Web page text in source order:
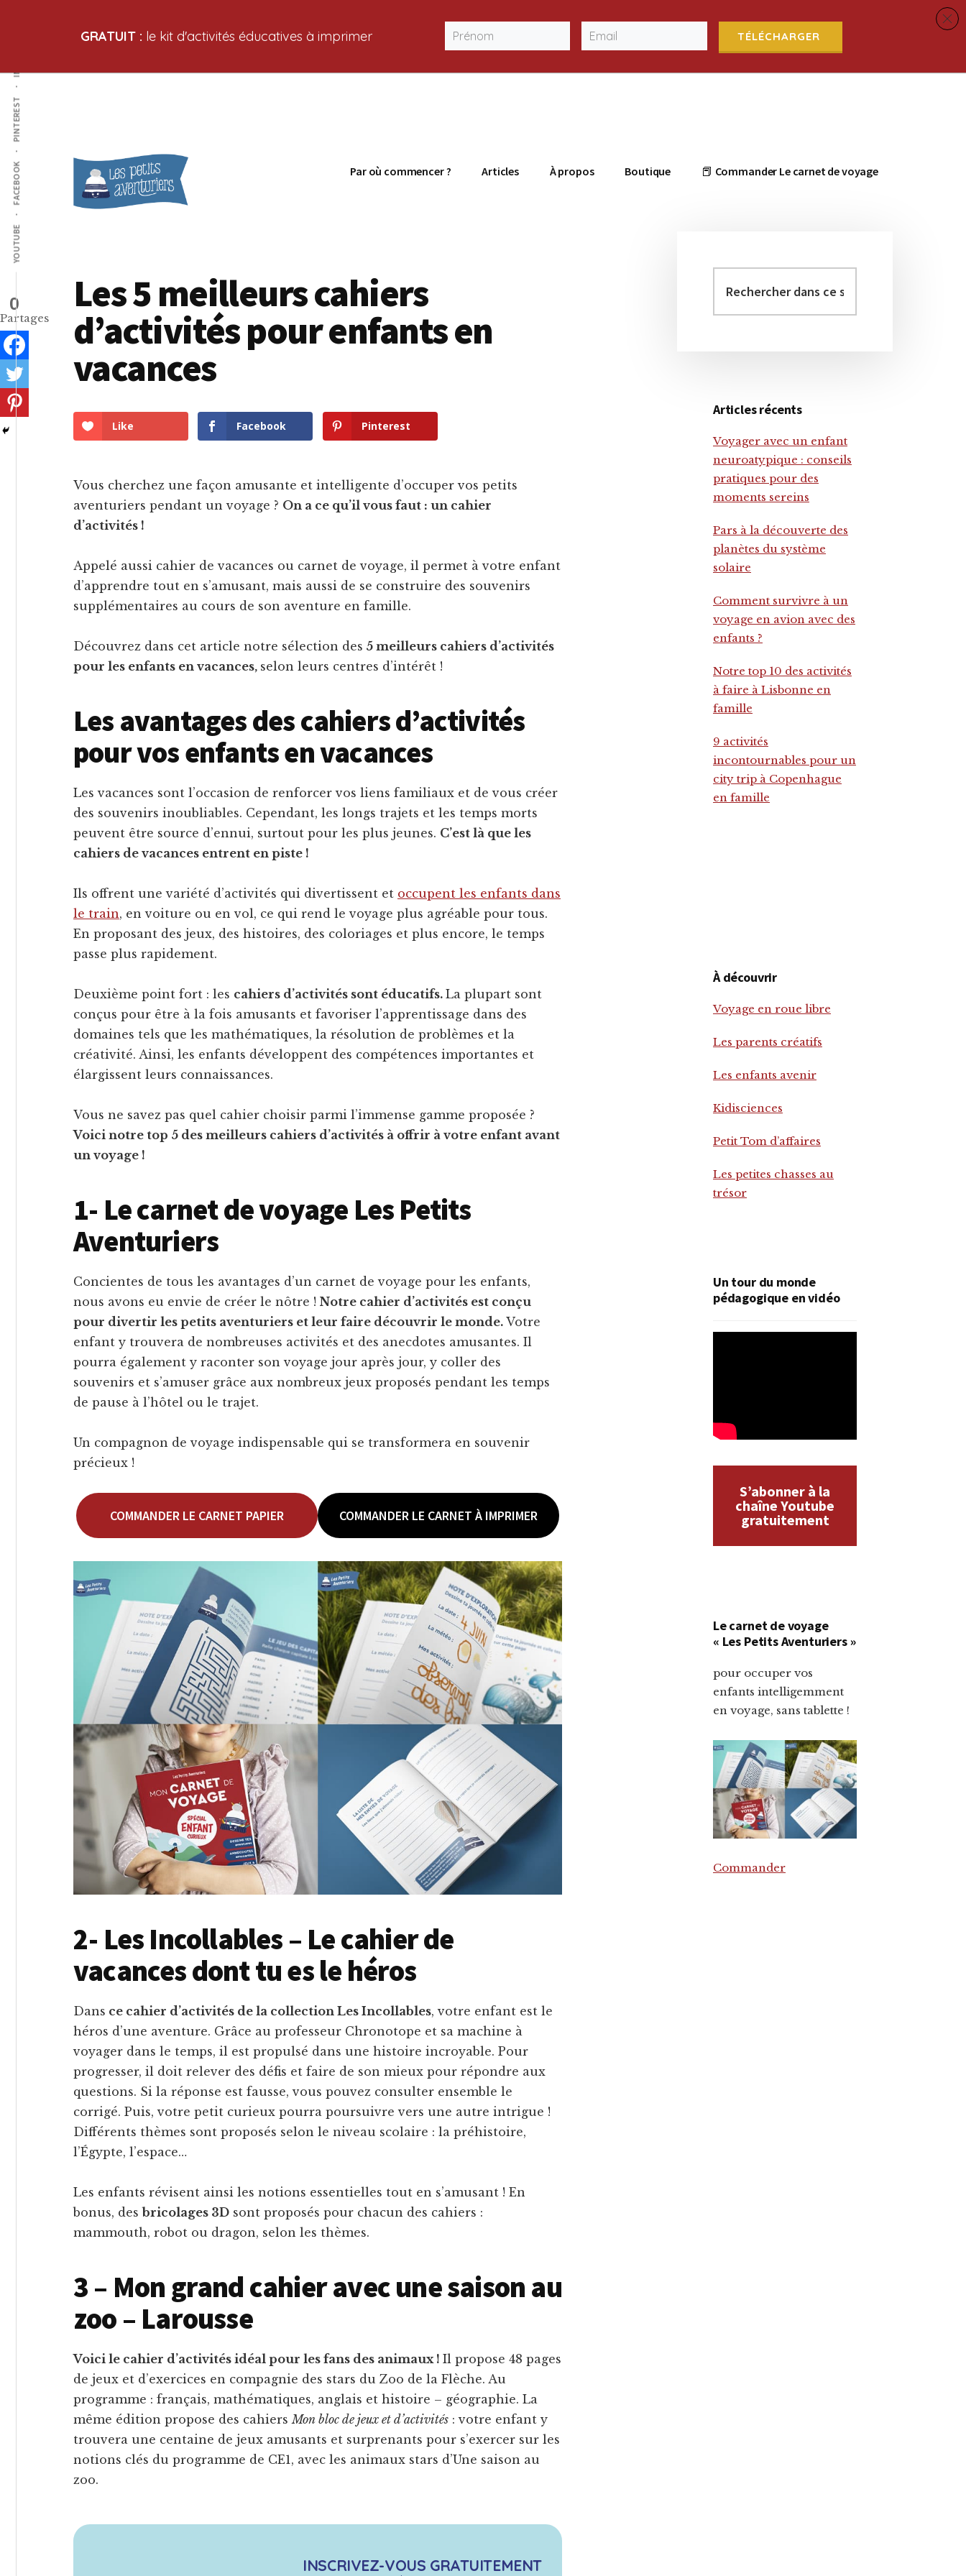
contenu
principal
barre
latérale
principale
Additional
menu
YOUTUBE
FACEBOOK
PINTEREST
Apprendre
en
explorant
Par où commencer ? Articles À propos Boutique 📕 Commander Le carnet de voyage
Les 5 meilleurs cahiers
d’activités pour enfants en
vacances
Like Facebook Pinterest
Vous cherchez une façon amusante et intelligente d’occuper vos petits
aventuriers pendant un voyage ? On a ce qu’il vous faut : un cahier
d’activités !
Appelé aussi cahier de vacances ou carnet de voyage, il permet à votre enfant
d’apprendre tout en s’amusant, mais aussi de se construire des souvenirs
supplémentaires au cours de son aventure en famille.
Découvrez dans cet article notre sélection des 5 meilleurs cahiers d’activités
pour les enfants en vacances, selon leurs centres d’intérêt !
Les avantages des cahiers d’activités
pour vos enfants en vacances
Les vacances sont l’occasion de renforcer vos liens familiaux et de vous créer
des souvenirs inoubliables. Cependant, les longs trajets et les temps morts
peuvent être source d’ennui, surtout pour les plus jeunes. C’est là que les
cahiers de vacances entrent en piste !
Ils offrent une variété d’activités qui divertissent et occupent les enfants dans
le train, en voiture ou en vol, ce qui rend le voyage plus agréable pour tous.
En proposant des jeux, des histoires, des coloriages et plus encore, le temps
passe plus rapidement.
Deuxième point fort : les cahiers d’activités sont éducatifs. La plupart sont
conçus pour être à la fois amusants et favoriser l’apprentissage dans des
domaines tels que les mathématiques, la résolution de problèmes et la
créativité. Ainsi, les enfants développent des compétences importantes et
élargissent leurs connaissances.
Vous ne savez pas quel cahier choisir parmi l’immense gamme proposée ?
Voici notre top 5 des meilleurs cahiers d’activités à offrir à votre enfant avant
un voyage !
1- Le carnet de voyage Les Petits
Aventuriers
Concientes de tous les avantages d’un carnet de voyage pour les enfants,
nous avons eu envie de créer le nôtre ! Notre cahier d’activités est conçu
pour divertir les petits aventuriers et leur faire découvrir le monde. Votre
enfant y trouvera de nombreuses activités et des anecdotes amusantes. Il
pourra également y raconter son voyage jour après jour, y coller des
souvenirs et s’amuser grâce aux nombreux jeux proposés pendant les temps
de pause à l’hôtel ou le trajet.
Un compagnon de voyage indispensable qui se transformera en souvenir
précieux !
COMMANDER LE CARNET PAPIER COMMANDER LE CARNET À IMPRIMER
2- Les Incollables – Le cahier de
vacances dont tu es le héros
Dans ce cahier d’activités de la collection Les Incollables, votre enfant est le
héros d’une aventure. Grâce au professeur Chronotope et sa machine à
voyager dans le temps, il est propulsé dans une histoire incroyable. Pour
progresser, il doit relever des défis et faire de son mieux pour répondre aux
questions. Si la réponse est fausse, vous pouvez consulter ensemble le
corrigé. Puis, votre petit curieux pourra poursuivre vers une autre intrigue !
Différents thèmes sont proposés selon le niveau scolaire : la préhistoire,
l’Égypte, l’espace…
Les enfants révisent ainsi les notions essentielles tout en s’amusant ! En
bonus, desbricolages 3D sont proposés pour chacun des cahiers :
mammouth, robot ou dragon, selon les thèmes.
3 – Mon grand cahier avec une saison au
zoo – Larousse
Voici le cahier d’activités idéal pour les fans des animaux ! Il propose 48 pages
de jeux et d’exercices en compagnie des stars du Zoo de la Flèche. Au
programme : français, mathématiques, anglais et histoire – géographie. La
même édition propose des cahiersMon bloc de jeux et d’activités : votre enfant y
trouvera une centaine de jeux amusants et surprenants pour s’exercer sur les
notions clés du programme de CE1, avec les animaux stars d’Une saison au
zoo.
INSCRIVEZ-VOUS GRATUITEMENT
0
Partages
Barre
latérale
dans
ce
Articles récents
Voyager avec un enfant
neuroatypique : conseils
pratiques pour des
moments sereins
Pars à la découverte des
planètes du système
solaire
Comment survivre à un
voyage en avion avec des
enfants ?
Notre top 10 des activités
à faire à Lisbonne en
famille
9 activités
incontournables pour un
city trip à Copenhague
en famille
À découvrir
Voyage en roue libre
Les parents créatifs
Les enfants avenir
Kidisciences
Petit Tom d’affaires
Les petites chasses au
trésor
Un tour du monde
pédagogique en vidéo
S’abonner à la
chaîne Youtube
gratuitement
Le carnet de voyage
« Les Petits Aventuriers »
pour occuper vos
enfants intelligemment
en voyage, sans tablette !
Commander
GRATUIT : le kit d'activités éducatives à imprimer TÉLÉCHARGER